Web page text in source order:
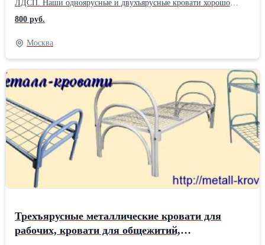
ЛДСП. Наши одноярусные и двухъярусные кровати хорошо
подходят: - для интернатов, детских лагерей, турбаз, домов
отдыха - для больниц, санаториев, пансионатов, бюджетных
гостиниц, - для рабочих, строителей, ремонтных бригад
(вагончиков, бытовок, времянок) - для военных казарм
(армейские кровати) Разумный и гибкий подход в
ценообразовании и сокращении издержек позволяет предложить
вам всю линейку нашей продукции: - кровати одноярусные,
сетка (сварная, прокатная пружина) - кровати двухъярусные,
сетка (сварная, прокатная пружина) - кровати одноярусные и
двухъярусные с деревянными спинками - шкафы металлические
и шкафы из ЛДСП - тумбы прикроватные, табуреты, стулья,
столы обеденные - школьная мебель (парты, стулья, доски).
Компания Металл-кровати предлагает вам качественную и
практичную мебели по низким ценам. Работаем с доставкой по
всей России, Белоруссии, Казахстан. Крупный и мелкий опт (от
10 шт) +7 926 786 44 45 Людмила +7 926 875 47 01
800 руб.
Москва
Трехъярусные металлические кровати для
рабочих, кровати для общежитий,